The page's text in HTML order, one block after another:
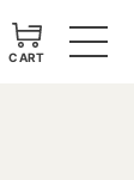
CART